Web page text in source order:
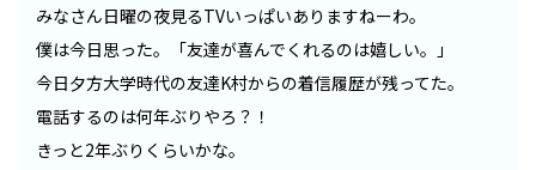
みなさん日曜の夜見るTVいっぱいありますねーわ。
僕は今日思った。「友達が喜んでくれるのは嬉しい。」
今日夕方大学時代の友達K村からの着信履歴が残ってた。
電話するのは何年ぶりやろ？！
きっと2年ぶりくらいかな。